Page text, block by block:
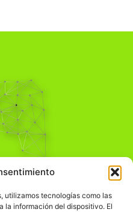
utilizamos tecnologías como las
la información del dispositivo. El
Crítico
para transformarlo.